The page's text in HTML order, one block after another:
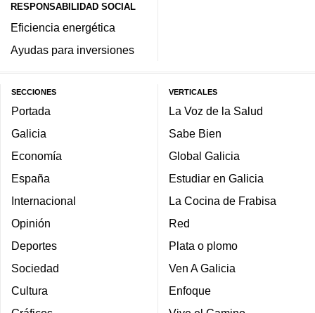
RESPONSABILIDAD SOCIAL
Eficiencia energética
Ayudas para inversiones
SECCIONES
Portada
Galicia
Economía
España
Internacional
Opinión
Deportes
Sociedad
Cultura
VERTICALES
La Voz de la Salud
Sabe Bien
Global Galicia
Estudiar en Galicia
La Cocina de Frabisa
Red
Plata o plomo
Ven A Galicia
Enfoque